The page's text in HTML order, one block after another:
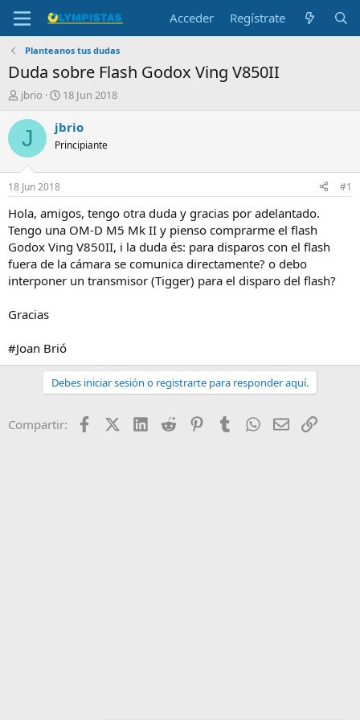
Acceder Regístrate
Planteanos tus dudas
Duda sobre Flash Godox Ving V850II
I
i
a
d
o
r
e
l
t
e
a
jbrio
F
c
h
a
i
n
i
c
i
o
18 Jun 2018
J jbrio
Principiante
18 Jun 2018 #1
Hola, amigos, tengo otra duda y gracias por adelantado.
Tengo una OM-D M5 Mk II y pienso comprarme el flash
Godox Ving V850II, i la duda és: para disparos con el flash
fuera de la cámara se comunica directamente? o debo
interponer un transmisor (Tigger) para el disparo del flash?
Gracias
#Joan Brió
Debes iniciar sesión o registrarte para responder aquí.
Compartir: FacebookX (Twitter)
LinkedIn
Reddit PinterestTumblr WhatsApp
EmailEnlace